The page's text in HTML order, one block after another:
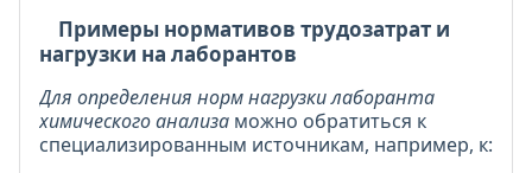
Примеры нормативов трудозатрат и
нагрузки на лаборантов
Для определения норм нагрузки лаборанта
химического анализа можно обратиться к
специализированным источникам, например, к: